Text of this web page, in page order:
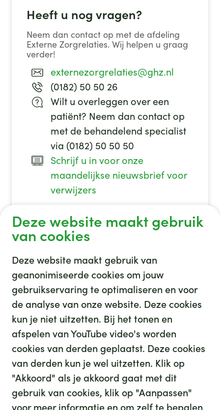
Heeft u nog vragen?
Neem dan contact op met de afdeling
Externe Zorgrelaties. Wij helpen u graag
verder!
externezorgrelaties@ghz.nl
(0182) 50 50 26
Wilt u overleggen over een
patiënt? Neem dan contact op
met de behandelend specialist
via (0182) 50 50 50
Schrijf u in voor onze
maandelijkse nieuwsbrief voor
verwijzers
Deze website maakt gebruik
van cookies
Deze website maakt gebruik van
geanonimiseerde cookies om jouw
gebruikservaring te optimaliseren en voor
de analyse van onze website. Deze cookies
kun je niet uitzetten. Bij het tonen en
afspelen van YouTube video's worden
cookies van derden geplaatst. Deze cookies
van derden kun je wel uitzetten. Klik op
"Akkoord" als je akkoord gaat met dit
gebruik van cookies, klik op "Aanpassen"
GHZ
We hebben 35 leuke banen voor je